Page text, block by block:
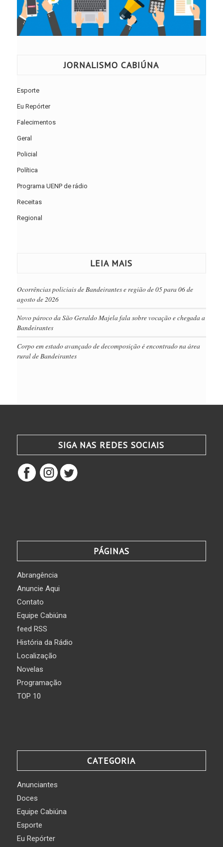
JORNALISMO CABIÚNA
Esporte
Eu Repórter
Falecimentos
Geral
Policial
Política
Programa UENP de rádio
Receitas
Regional
LEIA MAIS
Ocorrências policiais de Bandeirantes e região de 05 para 06 de
agosto de 2026
Novo pároco da São Geraldo Majela fala sobre vocação e chegada a
Bandeirantes
Corpo em estado avançado de decomposição é encontrado na área
rural de Bandeirantes
SIGA NAS REDES SOCIAIS
PÁGINAS
Abrangência
Anuncie Aqui
Contato
Equipe Cabiúna
feed RSS
História da Rádio
Localização
Novelas
Programação
TOP 10
CATEGORIA
Anunciantes
Doces
Equipe Cabiúna
Esporte
Eu Repórter